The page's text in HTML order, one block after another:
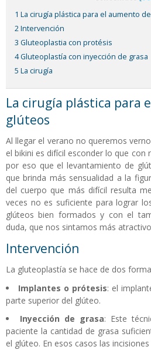
1 La cirugía plástica para el aumento
2 Intervención
3 Gluteoplastia con protésis
4 Gluteoplastía con inyección de grasa
5 La cirugía
La cirugía plástica para
glúteos
Al llegar el verano no queremos
el bikini es difícil esconder lo que con
por eso que el levantamiento de
que brinda más sensualidad a la
del cuerpo que más difícil resulta
veces no es suficiente para lograr
glúteos bien formados y con el
duda, que nos sintamos más
Intervención
La gluteoplastía se hace de dos
Implantes o prótesis: el
parte superior del glúteo.
Inyección de grasa: Este
paciente la cantidad de grasa
el glúteo. En esos casos las